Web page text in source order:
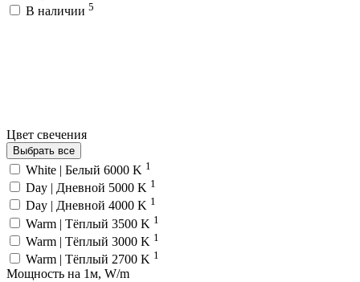
В наличии 5
Цвет свечения
Выбрать все
White | Белый 6000 K 1
Day | Дневной 5000 K 1
Day | Дневной 4000 K 1
Warm | Тёплый 3500 K 1
Warm | Тёплый 3000 K 1
Warm | Тёплый 2700 K 1
Мощность на 1м, W/m